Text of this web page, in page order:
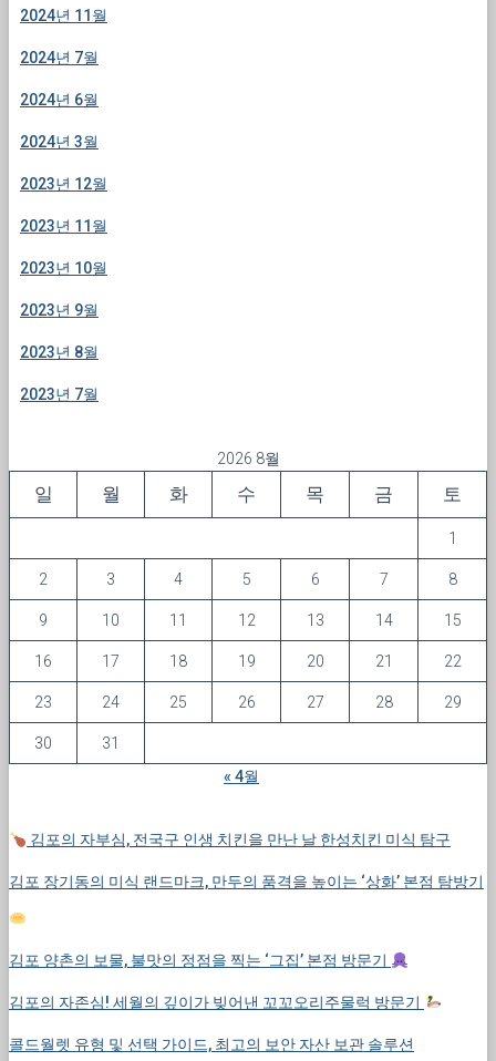
2024년 11월
2024년 7월
2024년 6월
2024년 3월
2023년 12월
2023년 11월
2023년 10월
2023년 9월
2023년 8월
2023년 7월
2026 8월
일 월 화 수 목 금 토
1
2 3 4 5 6 7 8
9 10 11 12 13 14 15
16 17 18 19 20 21 22
23 24 25 26 27 28 29
30
31
« 4월
김포의 자부심, 전국구 인생 치킨을 만난 날 한성치킨 미식 탐구
김포 장기동의 미식 랜드마크, 만두의 품격을 높이는 ‘상화’ 본점 탐방기
김포 양촌의 보물, 불맛의 정점을 찍는 ‘그집’ 본점 방문기
김포의 자존심! 세월의 깊이가 빚어낸 꼬꼬오리주물럭 방문기
콜드월렛 유형 및 선택 가이드, 최고의 보안 자산 보관 솔루션